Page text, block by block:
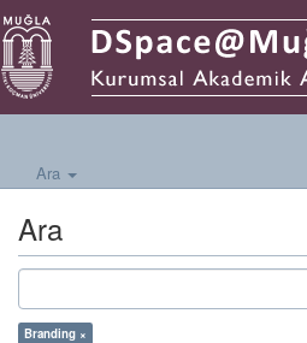
Ara
Ara
Branding ×